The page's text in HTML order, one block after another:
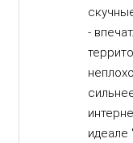
-
идеале